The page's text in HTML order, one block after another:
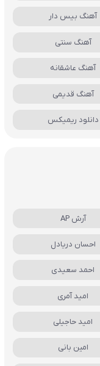
آهنگ بیس دار
آهنگ سنتی
آهنگ عاشقانه
آهنگ قدیمی
دانلود ریمیکس
آرش AP
احسان دریادل
احمد سعیدی
امید آمری
امید حاجیلی
امین بانی